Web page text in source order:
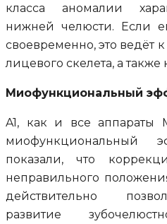
класса аномалии
нижней челюсти. Если
своевременно, это ведёт
лицевого скелета, а также
Миофункциональный
A1, как и все аппараты
миофункциональный
показали, что
неправильного
действительно
развитие